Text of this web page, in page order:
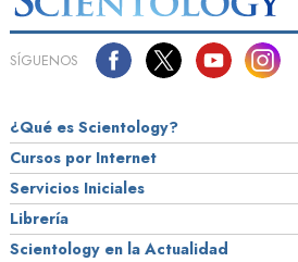
SÍGUENOS
¿Qué es Scientology?
Cursos por Internet
Servicios Iniciales
Librería
Scientology en la Actualidad